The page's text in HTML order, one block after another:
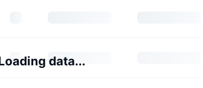
data...